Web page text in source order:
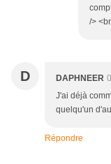
/>
D DAPHNEER
J'ai déjà
quelqu'un
Répondre